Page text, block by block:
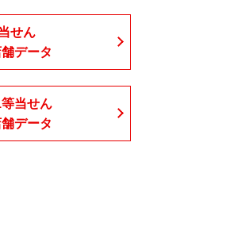
せん
データ
当せん
データ